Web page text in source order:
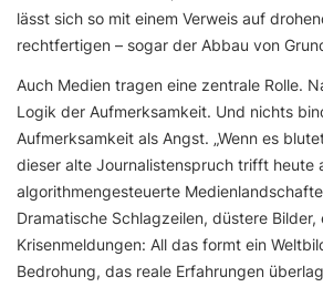
lässt sich so mit einem Verweis auf
rechtfertigen – sogar der Abbau von
Auch Medien tragen eine zentrale Rolle.
Logik der Aufmerksamkeit. Und nichts
Aufmerksamkeit als Angst. „Wenn es
dieser alte Journalistenspruch trifft heute
algorithmengesteuerte
Dramatische Schlagzeilen, düstere Bilder,
Krisenmeldungen: All das formt ein
Bedrohung, das reale Erfahrungen